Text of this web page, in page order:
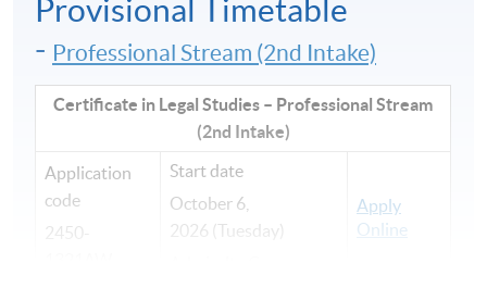
Provisional Timetable
- Professional Stream (2nd Intake)
Certificate in Legal Studies – Professional Stream
(2nd Intake)
Application
code
2450-
Start date
October 6,
2026 (Tuesday)
Apply
Online